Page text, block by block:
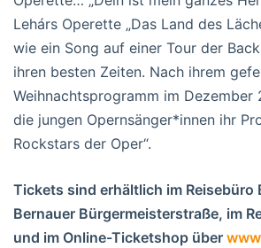
Lehárs Operette „Das Land des
wie ein Song auf einer Tour der
ihren besten Zeiten. Nach ihrem
Weihnachtsprogramm im Dezember
die jungen Opernsänger*innen ihr
Rockstars der Oper“.
Tickets sind erhältlich im Reisebüro
Bernauer Bürgermeisterstraße, im
und im Online-Ticketshop über